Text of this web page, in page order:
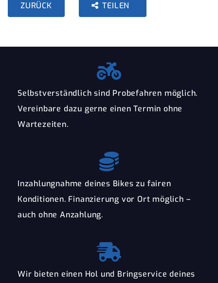
ZURÜCK TEILEN
Selbstverständlich sind Probefahren möglich.
Vereinbare dazu gerne einen Termin ohne
Wartezeiten.
Inzahlungnahme deines Bikes zu fairen
Konditionen. Finanzierung vor Ort möglich –
auch ohne Anzahlung.
Wir bieten einen Hol und Bringservice deines